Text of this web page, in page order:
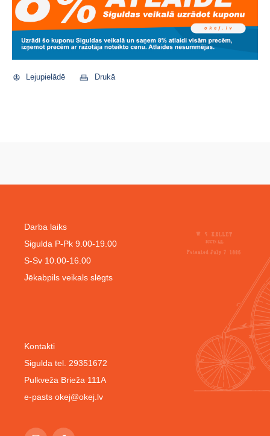
Lejupielādē Drukā
Kontakti
Sigulda tel. 29351672
Pulkveža Brieža 111A
e-pasts okej@okej.lv
Darba laiks
Sigulda P-Pk 9.00-19.00
S-Sv 10.00-16.00
Jēkabpils veikals slēgts